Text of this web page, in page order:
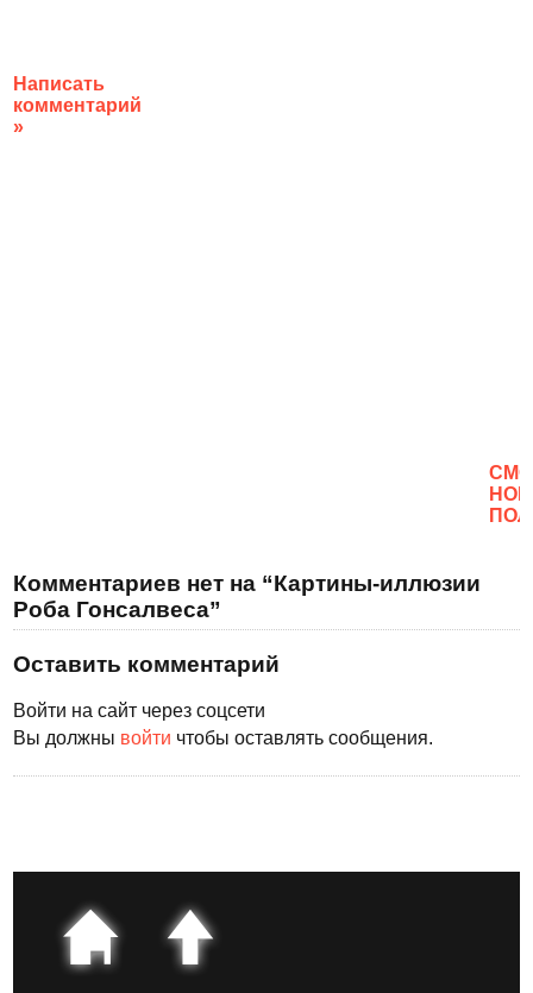
Написать
комментарий
»
Комментариев нет на “Картины-иллюзии
Роба Гонсалвеса”
Оставить комментарий
Войти на сайт через соцсети
Вы должны войти чтобы оставлять сообщения.